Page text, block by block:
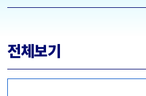
지원단체 21개
전체보기